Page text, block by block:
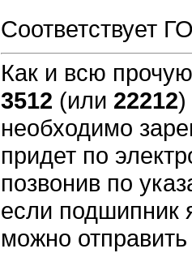
Соответствует
Как и всю
3512 (или 22212)
необходимо
придет по
позвонив по
если подшипник
можно